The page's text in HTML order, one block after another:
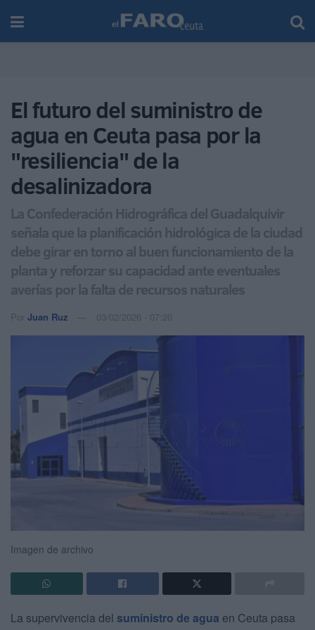
El futuro del suministro de
agua en Ceuta pasa por la
"resiliencia" de la
desalinizadora
La Confederación Hidrográfica del Guadalquivir
señala que la planificación hidrológica de la ciudad
debe girar en torno al buen funcionamiento de la
planta y reforzar su capacidad ante eventuales
averías por la falta de recursos naturales
Por Juan Ruz 03/02/2026 - 07:20
Imagen de archivo
La supervivencia del suministro de agua en Ceuta pasa